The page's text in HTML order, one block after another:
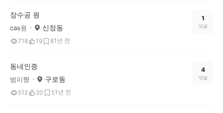
장수공 원
cas원 신정동
718 19 81년 전
1
댓글
동네인증
범이쨩 구로동
512 20 51년 전
4
댓글